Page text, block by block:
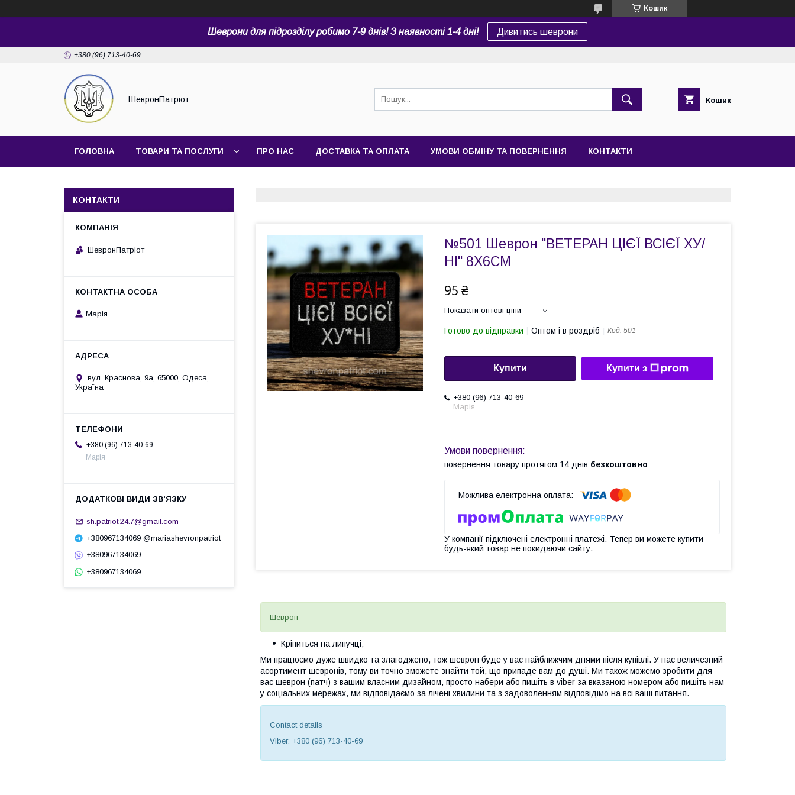
Кошик
Шеврони для підрозділу робимо 7-9 днів! З наявності 1-4 дні! Дивитись шеврони
+380 (96) 713-40-69
ШевронПатріот Кошик
ГОЛОВНА ТОВАРИ ТА ПОСЛУГИ ПРО НАС ДОСТАВКА ТА ОПЛАТА УМОВИ ОБМІНУ ТА ПОВЕРНЕННЯ КОНТАКТИ
№501 Шеврон "ВЕТЕРАН ЦІЄЇ ВСІЄЇ ХУ/
НІ" 8Х6СМ
95 ₴
Показати оптові ціни
Готово до відправки Оптом і в роздріб Код: 501
Купити Купити з
+380 (96) 713-40-69
Марія
повернення товару протягом 14 днів безкоштовно
У компанії підключені електронні платежі. Тепер ви можете купити
будь-який товар не покидаючи сайту.
Шеврон
Кріпиться на липучці;
Ми працюємо дуже швидко та злагоджено, тож шеврон буде у вас найближчим днями після купівлі. У нас величезний
асортимент шевронів, тому ви точно зможете знайти той, що припаде вам до душі. Ми також можемо зробити для
вас шеврон (патч) з вашим власним дизайном, просто набери або пишіть в viber за вказаною номером або пишіть нам
у соціальних мережах, ми відповідаємо за лічені хвилини та з задоволенням відповідімо на всі ваші питання.
Contact details
Viber: +380 (96) 713-40-69
КОНТАКТИ
ШевронПатріот
Марія
вул. Краснова, 9а, 65000, Одеса,
Україна
+380 (96) 713-40-69
Марія
sh.patriot.24.7@gmail.com
+380967134069 @mariashevronpatriot
+380967134069
+380967134069